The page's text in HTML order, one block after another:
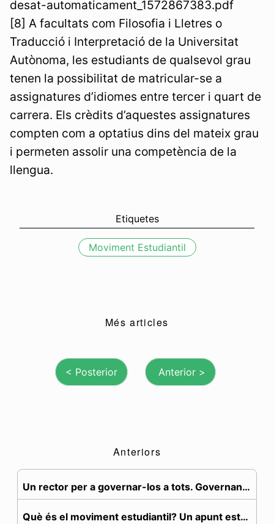
desat-automaticament_1572867383.pdf
[8] A facultats com Filosofia i Lletres o
Traducció i Interpretació de la Universitat
Autònoma, les estudiants de qualsevol grau
tenen la possibilitat de matricular-se a
assignatures d’idiomes entre tercer i quart de
carrera. Els crèdits d’aquestes assignatures
compten com a optatius dins del mateix grau
i permeten assolir una competència de la
llengua.
Moviment Estudiantil
Més articles
Anteriors
Un rector per a governar-los a tots. Governança, n...
Què és el moviment estudiantil? Un apunt estratègic